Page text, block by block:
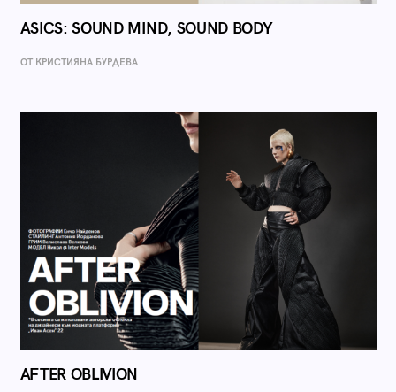
ASICS: SOUND MIND, SOUND BODY
ОТ КРИСТИЯНА БУРДЕВА
AFTER OBLIVION